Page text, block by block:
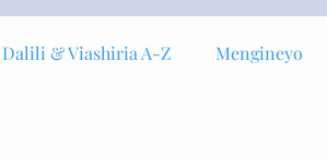
Dalili & Viashiria A-Z Mengineyo